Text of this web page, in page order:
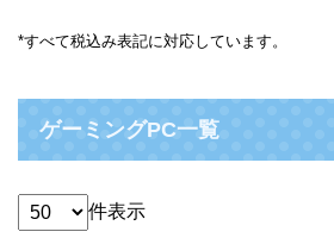
*すべて税込み表記に対応しています。
ゲーミングPC一覧
件表示